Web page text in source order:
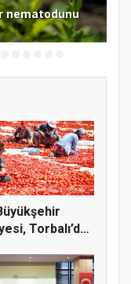
nematodunu
Torbalı’da